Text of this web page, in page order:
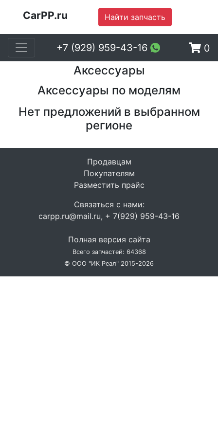
CarPP.ru Найти запчасть
+7 (929) 959-43-16 0
Аксессуары
Аксессуары по моделям
Нет предложений в выбранном
регионе
Продавцам
Покупателям
Разместить прайс
Связаться с нами:
carpp.ru@mail.ru, + 7(929) 959-43-16
Полная версия сайта
Всего запчастей: 64368
© ООО "ИК Реал" 2015-2026